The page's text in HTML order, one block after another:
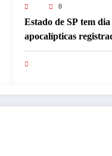
0
Estado de SP tem
apocalípticas